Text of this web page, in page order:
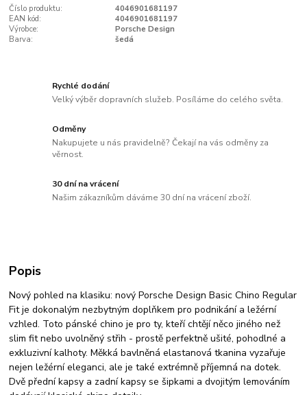
Číslo produktu:
4046901681197
EAN kód:
4046901681197
Výrobce:
Porsche Design
Barva:
šedá
Rychlé dodání
Velký výběr dopravních služeb. Posíláme do celého světa.
Odměny
Nakupujete u nás pravidelně? Čekají na vás odměny za
věrnost.
30 dní na vrácení
Našim zákazníkům dáváme 30 dní na vrácení zboží.
Popis
Nový pohled na klasiku: nový Porsche Design Basic Chino Regular
Fit je dokonalým nezbytným doplňkem pro podnikání a ležérní
vzhled. Toto pánské chino je pro ty, kteří chtějí něco jiného než
slim fit nebo uvolněný střih - prostě perfektně ušité, pohodlné a
exkluzivní kalhoty. Měkká bavlněná elastanová tkanina vyzařuje
nejen ležérní eleganci, ale je také extrémně příjemná na dotek.
Dvě přední kapsy a zadní kapsy se šipkami a dvojitým lemováním